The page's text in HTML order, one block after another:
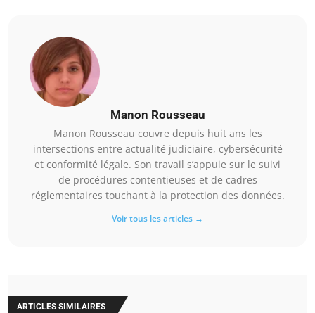
Manon Rousseau
Manon Rousseau couvre depuis huit ans les
intersections entre actualité judiciaire, cybersécurité
et conformité légale. Son travail s’appuie sur le suivi
de procédures contentieuses et de cadres
réglementaires touchant à la protection des données.
Voir tous les articles →
ARTICLES SIMILAIRES